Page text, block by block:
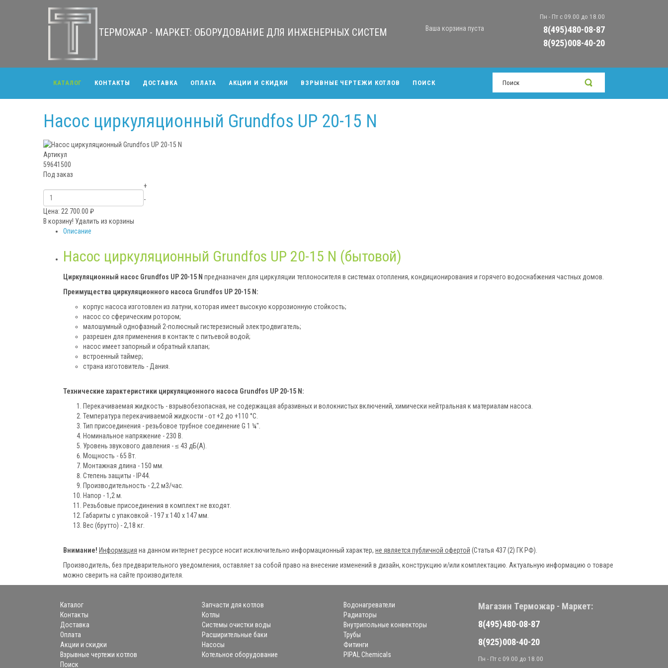
ТЕРМОЖАР - МАРКЕТ: ОБОРУДОВАНИЕ ДЛЯ ИНЖЕНЕРНЫХ СИСТЕМ
Пн - Пт с 09.00 до 18.00
8(495)480-08-87
8(925)008-40-20
Ваша корзина пуста
КАТАЛОГ КОНТАКТЫ ДОСТАВКА ОПЛАТА АКЦИИ И СКИДКИ ВЗРЫВНЫЕ ЧЕРТЕЖИ КОТЛОВ ПОИСК
Насос циркуляционный Grundfos UP 20-15 N
Артикул
59641500
Под заказ
+
-
Цена: 22 700.00 ₽
В корзину! Удалить из корзины
Описание
Насос циркуляционный Grundfos UP 20-15 N (бытовой)
Циркуляционный насос Grundfos UP 20-15 N предназначен для циркуляции теплоносителя в системах отопления, кондиционирования и горячего водоснабжения частных домов.
Преимущества циркуляционного насоса Grundfos UP 20-15 N:
корпус насоса изготовлен из латуни, которая имеет высокую коррозионную стойкость;
насос со сферическим ротором;
малошумный однофазный 2-полюсный гистерезисный электродвигатель;
разрешен для применения в контакте с питьевой водой;
насос имеет запорный и обратный клапан;
встроенный таймер;
страна изготовитель - Дания.
Технические характеристики циркуляционного насоса Grundfos UP 20-15 N:
Перекачиваемая жидкость - взрывобезопасная, не содержащая абразивных и волокнистых включений, химически нейтральная к материалам насоса.
Температура перекачиваемой жидкости - от +2 до +110 °C.
Тип присоединения - резьбовое трубное соединение G 1 ¼".
Номинальное напряжение - 230 В.
Уровень звукового давления - ≤ 43 дБ(A).
Мощность - 65 Вт.
Монтажная длина - 150 мм.
Степень защиты - IP44.
Производительность - 2,2 м3/час.
Напор - 1,2 м.
Резьбовые присоединения в комплект не входят.
Габариты с упаковкой - 197 х 140 х 147 мм.
Вес (брутто) - 2,18 кг.
Внимание! Информация на данном интернет ресурсе носит исключительно информационный характер, не является публичной офертой (Статья 437 (2) ГК РФ).
Производитель, без предварительного уведомления, оставляет за собой право на внесение изменений в дизайн, конструкцию и/или комплектацию. Актуальную информацию о товаре
можно сверить на сайте производителя.
Каталог
Контакты
Доставка
Оплата
Акции и скидки
Взрывные чертежи котлов
Поиск
Запчасти для котлов
Котлы
Системы очистки воды
Расширительные баки
Насосы
Котельное оборудование
Водонагреватели
Радиаторы
Внутрипольные конвекторы
Трубы
Фитинги
PIPAL Chemicals
Магазин Терможар - Маркет:
8(495)480-08-87
8(925)008-40-20
Пн - Пт с 09.00 до 18.00